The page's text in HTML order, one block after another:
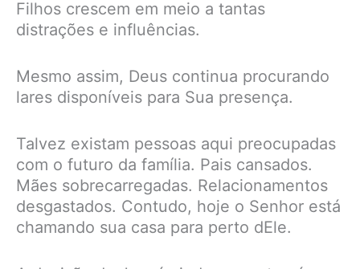
Filhos crescem em meio a tantas
distrações e influências.
Mesmo assim, Deus continua procurando
lares disponíveis para Sua presença.
Talvez existam pessoas aqui preocupadas
com o futuro da família. Pais cansados.
Mães sobrecarregadas. Relacionamentos
desgastados. Contudo, hoje o Senhor está
chamando sua casa para perto dEle.